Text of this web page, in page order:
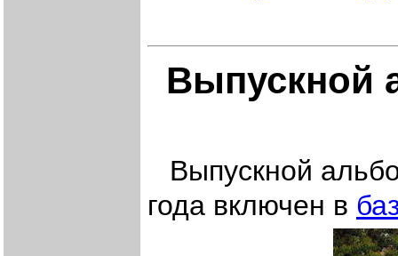
Выпускной
Выпускной
года включен в